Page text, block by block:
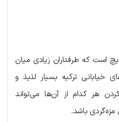
است که طرفداران زیادی میان
خیابانی ترکیه بسیار لذیذ و
هر کدام از آن‌ها می‌تواند
مزه‌گردی باشد.